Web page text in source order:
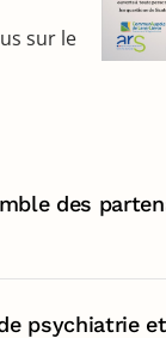
sur le
des
psychiatrie